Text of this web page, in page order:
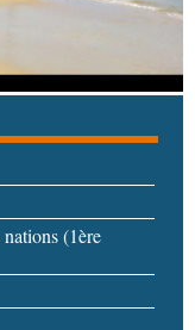
(1ère